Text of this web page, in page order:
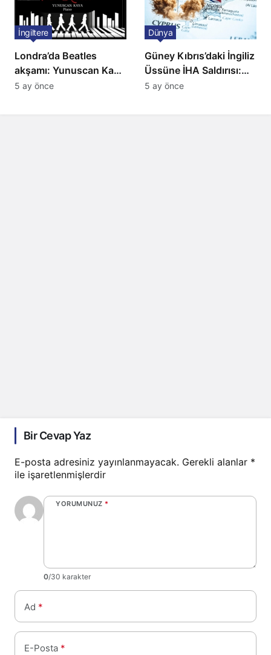
Londra’da Beatles
akşamı: Yunuscan Kaya
klasik yorumuyla
İngiltere
5 ay önce
Güney Kıbrıs’daki İngiliz
Üssüne İHA Saldırısı:
Patlama, Sirenler ve
Dünya
5 ay önce
Bir Cevap Yaz
E-posta adresiniz yayınlanmayacak. Gerekli alanlar *
ile işaretlenmişlerdir
YORUMUNUZ *
0/30 karakter
Ad *
E-Posta *